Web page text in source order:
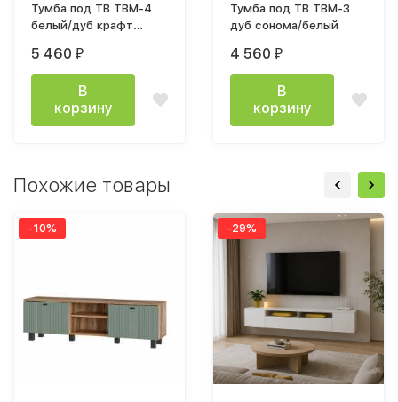
Тумба под ТВ ТВМ-4
белый/дуб крафт
5 460 ₽
В
корзину
Тумба под ТВ ТВМ-3
дуб сонома/белый
4 560 ₽
В
корзину
Похожие товары
-10% -29%